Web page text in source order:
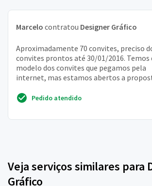
Marcelo contratou Designer Gráfico
Aproximadamente 70 convites, preciso
convites prontos até 30/01/2016. Temos
modelo dos convites que pegamos pela
internet, mas estamos abertos a
Pedido atendido
Veja serviços similares para
Gráfico